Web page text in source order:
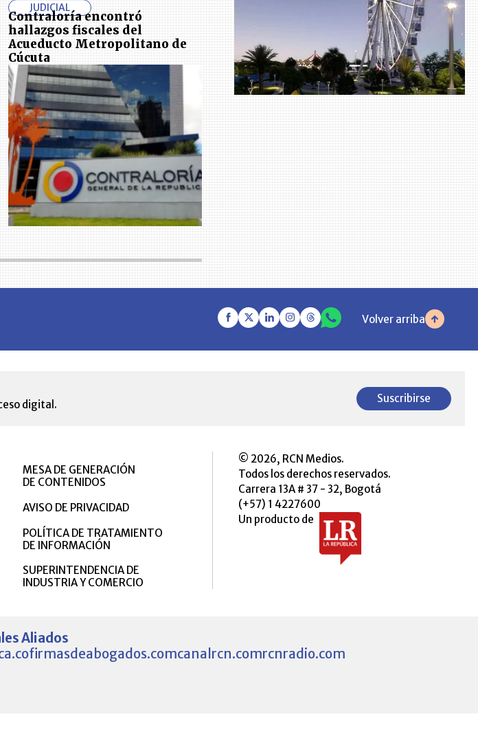
JUDICIAL
Contraloría encontró
hallazgos fiscales del
Acueducto Metropolitano de
Cúcuta
Volver arriba
digital. Suscribirse
MESA DE GENERACIÓN
DE CONTENIDOS
AVISO DE PRIVACIDAD
POLÍTICA DE TRATAMIENTO
DE INFORMACIÓN
SUPERINTENDENCIA DE
INDUSTRIA Y COMERCIO
© 2026, RCN Medios.
Todos los derechos reservados.
Carrera 13A # 37 - 32, Bogotá
(+57) 1 4227600
Un producto de
Aliados
firmasdeabogados.comcanalrcn.comrcnradio.com